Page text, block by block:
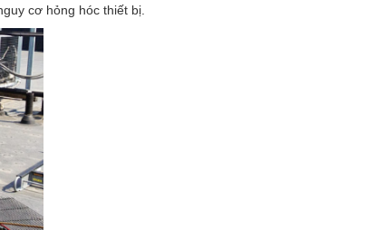
cơ hỏng hóc thiết bị.